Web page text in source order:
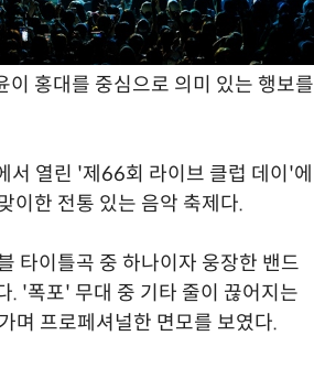
홍대를 중심으로 의미 있는 행보를
서 열린 '제66회 라이브 클럽 데이'에
이한 전통 있는 음악 축제다.
타이틀곡 중 하나이자 웅장한 밴드
. '폭포' 무대 중 기타 줄이 끊어지는
며 프로페셔널한 면모를 보였다.